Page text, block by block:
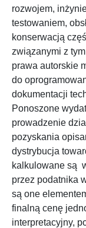
rozwojem,
testowaniem,
konserwacją
związanymi z
prawa autorskie
do
dokumentacji
Ponoszone
prowadzenie
pozyskania
dystrybucja
kalkulowane są
przez podatnika
są one
finalną cenę
interpretacyjny,